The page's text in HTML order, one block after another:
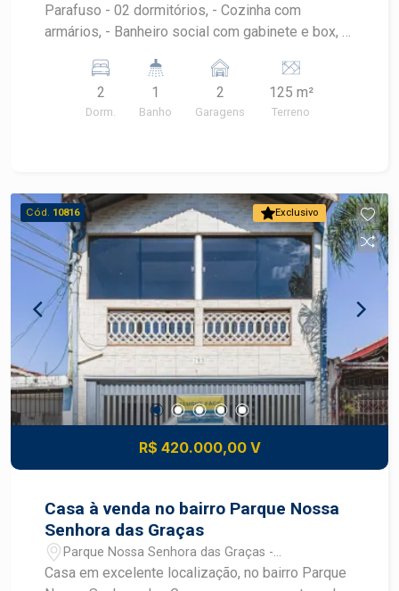
Parafuso - 02 dormitórios, - Cozinha com
armários, - Banheiro social com gabinete e box, -
coberta outra descoberta, entrada lateral. - Área
externa com banheiro e quarto de despejo.
2
Dorm.
1
Banho
2
Garagens
125 m²
Terreno
Exclusivo
Cód. 10816
R$ 420.000,00 V
Casa à venda no bairro Parque Nossa
Senhora das Graças
Parque Nossa Senhora das Graças -
Piracicaba/SP
Casa em excelente localização, no bairro Parque